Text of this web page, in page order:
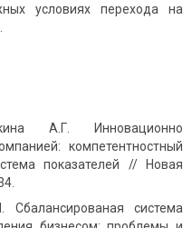
условиях перехода на
А.Г. Инновационно
компетентностный
показателей // Новая
Сбалансированая система